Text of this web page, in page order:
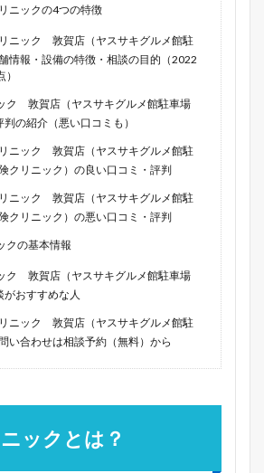
ニックの4つの特徴
ニック 敦賀店（ヤスサキグルメ館駐
情報・設備の特徴・相談の目的（2022
ク 敦賀店（ヤスサキグルメ館駐車場
の紹介（悪い口コミも）
ニック 敦賀店（ヤスサキグルメ館駐
クリニック）の良い口コミ・評判
ニック 敦賀店（ヤスサキグルメ館駐
クリニック）の悪い口コミ・評判
クの基本情報
ク 敦賀店（ヤスサキグルメ館駐車場
がおすすめな人
ニック 敦賀店（ヤスサキグルメ館駐
い合わせは相談予約（無料）から
ックとは？